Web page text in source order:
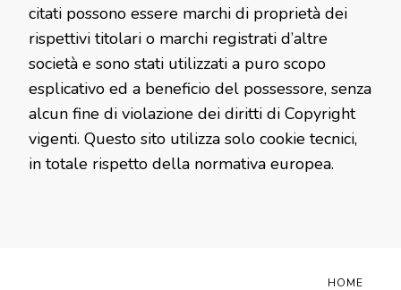
citati possono essere marchi di proprietà dei
rispettivi titolari o marchi registrati d’altre
società e sono stati utilizzati a puro scopo
esplicativo ed a beneficio del possessore, senza
alcun fine di violazione dei diritti di Copyright
vigenti. Questo sito utilizza solo cookie tecnici,
in totale rispetto della normativa europea.
HOME